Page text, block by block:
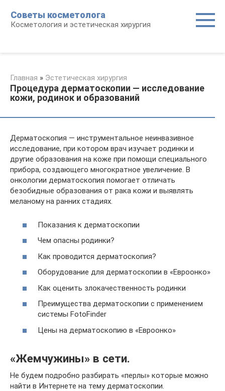
контенту
Советы косметолога
Косметология и эстетическая хирургия
Главная » Эстетическая хирургия
Процедура дерматоскопии — исследование
кожи, родинок и образований
Дерматоскопия — инструментальное неинвазивное
исследование, при котором врач изучает родинки и
другие образования на коже при помощи специального
прибора, создающего многократное увеличение. В
онкологии дерматоскопия помогает отличать
безобидные образования от рака кожи и выявлять
меланому на ранних стадиях.
Показания к дерматоскопии
Чем опасны родинки?
Как проводится дерматоскопия?
Оборудование для дерматоскопии в «Евроонко»
Как оценить злокачественность родинки
Преимущества дерматоскопии с применением
системы FotoFinder
Цены на дерматоскопию в «Евроонко»
«Жемчужины» в сети.
Не будем подробно разбирать «перлы» которые можно
найти в Интернете на тему дерматоскопии.